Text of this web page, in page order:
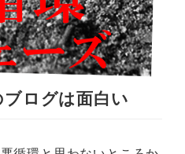
ログは面白い